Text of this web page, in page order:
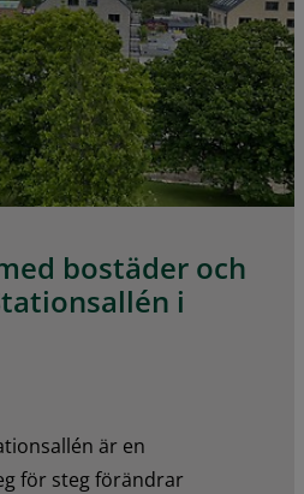
bostäder och
i
är en
för steg förändrar